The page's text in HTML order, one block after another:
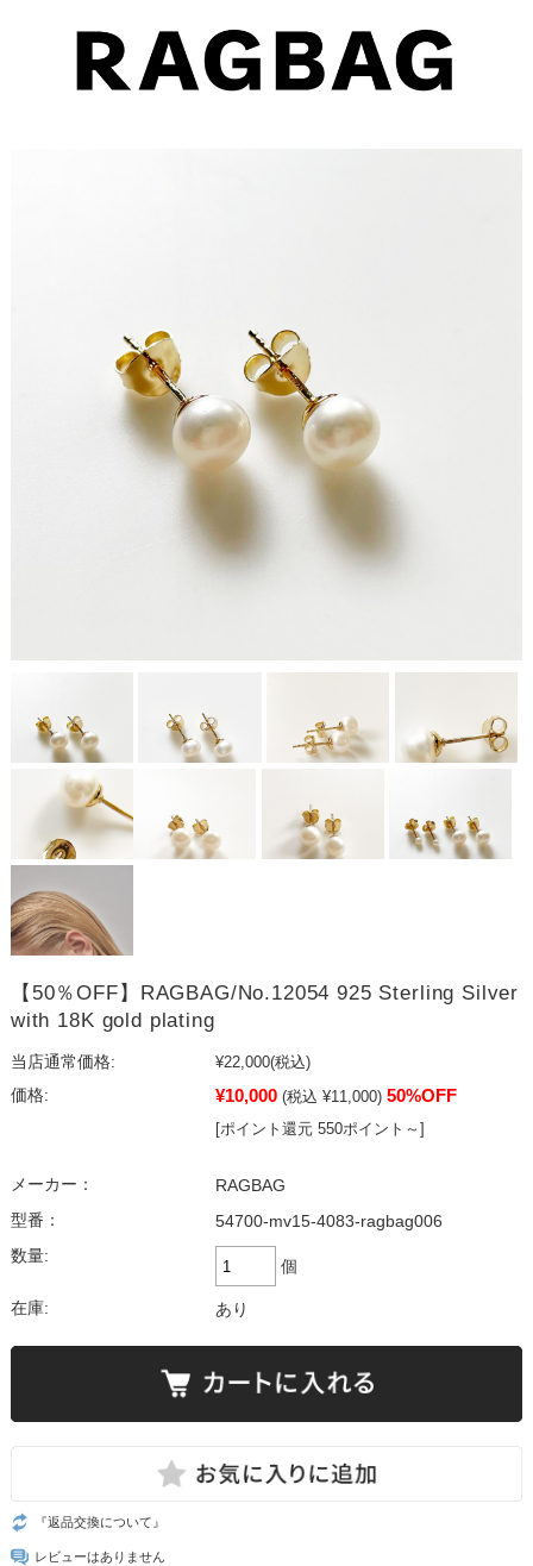
【50％OFF】RAGBAG/No.12054 925 Sterling Silver
with 18K gold plating
当店通常価格: ¥22,000(税込)
価格:
¥10,000 (税込 ¥11,000) 50%OFF
[ポイント還元 550ポイント～]
メーカー：
RAGBAG
型番：
54700-mv15-4083-ragbag006
数量:
個
在庫: あり
『返品交換について』
レビューはありません